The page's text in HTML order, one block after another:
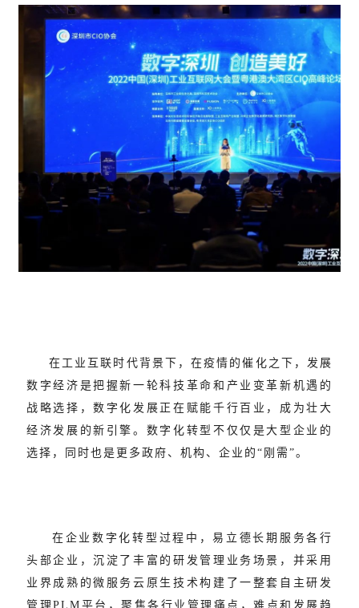
在工业互联时代背景下，在疫情的催化之下，发展
数字经济是把握新一轮科技革命和产业变革新机遇的
战略选择，数字化发展正在赋能千行百业，成为壮大
经济发展的新引擎。数字化转型不仅仅是大型企业的
选择，同时也是更多政府、机构、企业的“刚需”。
在企业数字化转型过程中，易立德长期服务各行
头部企业，沉淀了丰富的研发管理业务场景，并采用
业界成熟的微服务云原生技术构建了一整套自主研发
管理PLM平台，聚焦各行业管理痛点，难点和发展趋